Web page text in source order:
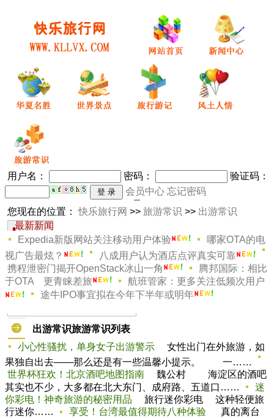
用户名： 密码 ：
验证码：
会员中心 忘记密码
您现在的位置：快乐旅行网 >> 旅游常识 >> 出游常识
最新新闻
Expedia新版网站关注移动用户体验
哪家OTA的电
视广告最炫？
八成用户认为酒店点评真实可靠
携程泄密门揭开OpenStack冰山一角
腾邦国际：相比
于OTA 更青睐差旅
航班管家：更多关注低频次用户
途牛IPO事宜拟在今年下半年或明年
出游常识旅游常识列表
小心性骚扰，单身女子出游警示
女性出门在外旅游，如
果独自出去――那么还是有一些温馨小提示。 一……
世界杯狂欢！北京酒吧地图指南
魏公村 海淀区的酒吧
其实也不少，大多都在北大东门、成府路、五道口……
迷
你彩电！神奇旅游的秘密用品
旅行迷你彩电 这种轻便旅
行迷你……
享受！台湾最值得期待八种体验
真的离台